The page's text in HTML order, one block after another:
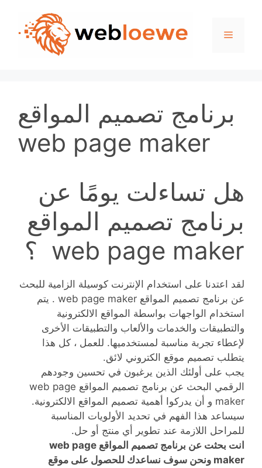
content
Menu
برنامج تصميم المواقع
web page maker
هل تساءلت يومًا عن
برنامج تصميم المواقع
web page maker ؟
لقد اعتدنا على استخدام الإنترنت كوسيلة الزامية للبحث
عن برنامج تصميم المواقع web page maker . يتم
استخدام الواجهات بواسطة المواقع الالكترونية
والتطبيقات والخدمات والألعاب والتطبيقات الأخرى
لإعطاء تجربة مناسبة لمستخدميها. للعمل ، كل هذا
يتطلب تصميم موقع الكتروني لائق.
يجب على أولئك الذين يرغبون في تحسين وجودهم
الرقمي البحث عن برنامج تصميم المواقع web page
maker و أن يدركوا أهمية تصميم المواقع الالكترونية.
سيساعد هذا الفهم في تحديد الأولويات المناسبة
للمراحل اللازمة عند تطوير أي منتج أو حل.
انت بحثت عن برنامج تصميم المواقع web page
maker ونحن سوف نساعدك للحصول على موقع